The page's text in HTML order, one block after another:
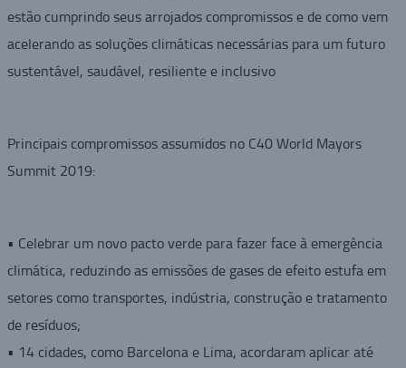
estão cumprindo seus arrojados compromissos e de como vem
acelerando as soluções climáticas necessárias para um futuro
sustentável, saudável, resiliente e inclusivo
Principais compromissos assumidos no C40 World Mayors
Summit 2019:
• Celebrar um novo pacto verde para fazer face à emergência
climática, reduzindo as emissões de gases de efeito estufa em
setores como transportes, indústria, construção e tratamento
de resíduos;
• 14 cidades, como Barcelona e Lima, acordaram aplicar até